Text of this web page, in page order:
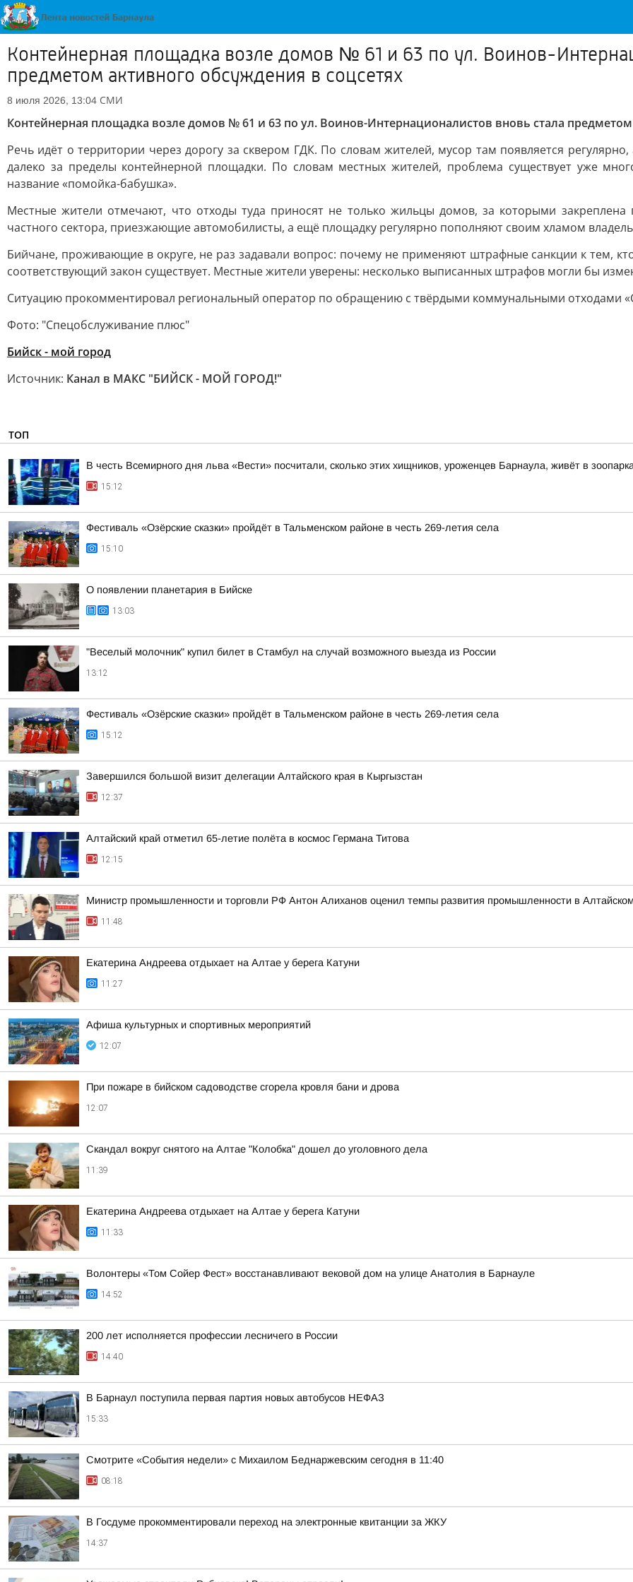
Контейнерная площадка возле домов № 61 и 63 по ул. Воинов-
предметом активного обсуждения в соцсетях
8 июля 2026, 13:04 СМИ
Контейнерная площадка возле домов № 61 и 63 по ул. Воинов-Интернационалистов вновь стала
Речь идёт о территории через дорогу за сквером ГДК. По словам жителей, мусор там появляется
далеко за пределы контейнерной площадки. По словам местных жителей, проблема существует уже
название «помойка-бабушка».
Местные жители отмечают, что отходы туда приносят не только жильцы домов, за которыми
частного сектора, приезжающие автомобилисты, а ещё площадку регулярно пополняют своим хламом
Бийчане, проживающие в округе, не раз задавали вопрос: почему не применяют штрафные санкции к тем,
соответствующий закон существует. Местные жители уверены: несколько выписанных штрафов могли бы
Ситуацию прокомментировал региональный оператор по обращению с твёрдыми коммунальными отходами
Фото: "Спецобслуживание плюс"
Бийск - мой город
Источник: Канал в МАКС "БИЙСК - МОЙ ГОРОД!"
ТОП
В честь Всемирного дня льва «Вести» посчитали, сколько этих хищников, уроженцев Барнаула, живёт в
15:12
Фестиваль «Озёрские сказки» пройдёт в Тальменском районе в честь 269-летия села
15:10
О появлении планетария в Бийске
13:03
"Веселый молочник" купил билет в Стамбул на случай возможного выезда из России
13:12
Фестиваль «Озёрские сказки» пройдёт в Тальменском районе в честь 269-летия села
15:12
Завершился большой визит делегации Алтайского края в Кыргызстан
12:37
Алтайский край отметил 65-летие полёта в космос Германа Титова
12:15
Министр промышленности и торговли РФ Антон Алиханов оценил темпы развития промышленности в
11:48
Екатерина Андреева отдыхает на Алтае у берега Катуни
11:27
Афиша культурных и спортивных мероприятий
12:07
При пожаре в бийском садоводстве сгорела кровля бани и дрова
12:07
Скандал вокруг снятого на Алтае "Колобка" дошел до уголовного дела
11:39
Екатерина Андреева отдыхает на Алтае у берега Катуни
11:33
Волонтеры «Том Сойер Фест» восстанавливают вековой дом на улице Анатолия в Барнауле
14:52
200 лет исполняется профессии лесничего в России
14:40
В Барнаул поступила первая партия новых автобусов НЕФАЗ
15:33
Смотрите «События недели» с Михаилом Беднаржевским сегодня в 11:40
08:18
В Госдуме прокомментировали переход на электронные квитанции за ЖКУ
14:37